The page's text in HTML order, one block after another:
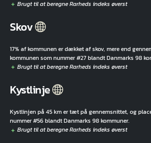
Skov
17% af kommunen er dækket af skov, mere end
kommunen som nummer #27 blandt Danmarks 98
Kystlinje
Kystlinjen på 45 km er tæt på gennemsnittet, og
nummer #56 blandt Danmarks 98 kommuner.